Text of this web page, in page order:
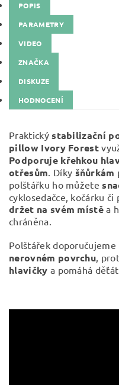
POPIS
PARAMETRY
VIDEO
ZNAČKA
DISKUZE
HODNOCENÍ
Praktickýstabilizační
pillow Ivory Forest
Podporuje křehkou
otřesům. Díky šňůrkám
polštářku ho můžete
cyklosedačce, kočárku
držet na svém místě a
chráněna.
Polštářek doporučujeme
nerovném povrchu,
hlavičky a pomáhá